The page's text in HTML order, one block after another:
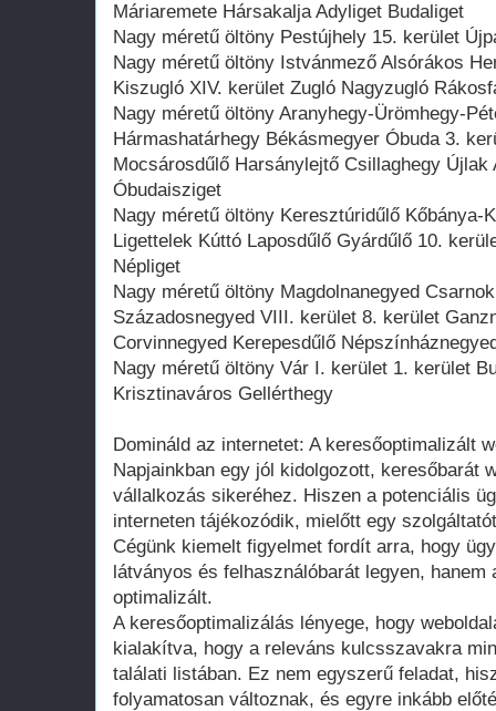
Máriaremete Hársakalja Adyliget Budaliget
Nagy méretű öltöny Pestújhely 15. kerület
Nagy méretű öltöny Istvánmező Alsórákos
Kiszugló XIV. kerület Zugló Nagyzugló
Nagy méretű öltöny Aranyhegy-Ürömhegy-
Hármashatárhegy Békásmegyer Óbuda 3.
Mocsárosdűlő Harsánylejtő Csillaghegy Újlak
Óbudaisziget
Nagy méretű öltöny Keresztúridűlő Kőbánya-
Ligettelek Kúttó Laposdűlő Gyárdűlő 10.
Népliget
Nagy méretű öltöny Magdolnanegyed
Századosnegyed VIII. kerület 8. kerület
Corvinnegyed Kerepesdűlő
Nagy méretű öltöny Vár I. kerület 1. kerület
Krisztinaváros Gellérthegy
Domináld az internetet: A keresőoptimalizált
Napjainkban egy jól kidolgozott, keresőbarát
vállalkozás sikeréhez. Hiszen a potenciális
interneten tájékozódik, mielőtt egy
Cégünk kiemelt figyelmet fordít arra, hogy
látványos és felhasználóbarát legyen,
optimalizált.
A keresőoptimalizálás lényege, hogy
kialakítva, hogy a releváns kulcsszavakra
találati listában. Ez nem egyszerű feladat,
folyamatosan változnak, és egyre inkább